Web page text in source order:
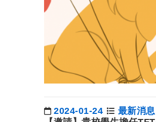
日期：
2024-01-24
最新消息